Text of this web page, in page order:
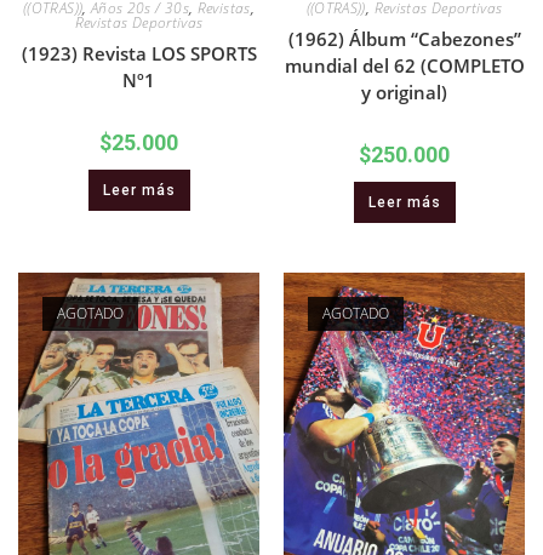
((OTRAS)),Años 20s / 30s, Revistas,
Revistas Deportivas
(1923) Revista LOS SPORTS
Nº1
$25.000
Leer más
((OTRAS)), Revistas Deportivas
(1962) Álbum “Cabezones”
mundial del 62 (COMPLETO
y original)
$250.000
Leer más
AGOTADO AGOTADO